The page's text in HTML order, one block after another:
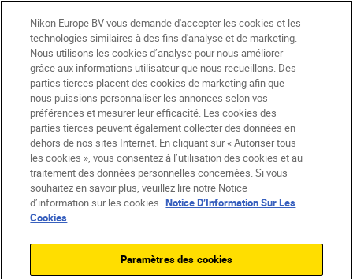
BE(fr) Nikon Sites
Contactez-nous
Avis de confidentialité
Conditions d’utilisation
CVG de la boutique Nikon Store
Notice d’information sur les cookies
Accessibilité
Paramètres des cookies
© 2026 Nikon
Nikon Europe BV vous demande d'accepter les cookies et les
technologies similaires à des fins d'analyse et de marketing.
Nous utilisons les cookies d’analyse pour nous améliorer
grâce aux informations utilisateur que nous recueillons. Des
parties tierces placent des cookies de marketing afin que
nous puissions personnaliser les annonces selon vos
préférences et mesurer leur efficacité. Les cookies des
parties tierces peuvent également collecter des données en
dehors de nos sites Internet. En cliquant sur « Autoriser tous
les cookies », vous consentez à l’utilisation des cookies et au
traitement des données personnelles concernées. Si vous
souhaitez en savoir plus, veuillez lire notre Notice
d’information sur les cookies. Notice D’Information Sur Les
Cookies
Paramètres des cookies